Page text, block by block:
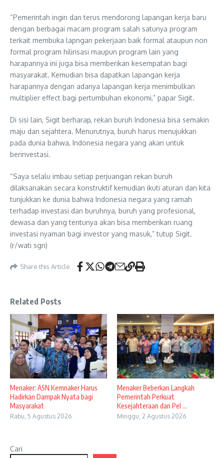
“Pemerintah ingin dan terus mendorong lapangan kerja baru
dengan berbagai macam program salah satunya program
terkait membuka lapngan pekerjaan baik formal ataupun non
formal program hilirisasi maupun program lain yang
harapannya ini juga bisa memberikan kesempatan bagi
masyarakat. Kemudian bisa dapatkan lapangan kerja
harapannya dengan adanya lapangan kerja menimbulkan
multiplier effect bagi pertumbuhan ekonomi,” papar Sigit.
Di sisi lain, Sigit berharap, rekan buruh Indonesia bisa semakin
maju dan sejahtera. Menurutnya, buruh harus menujukkan
pada dunia bahwa, Indonesia negara yang akan untuk
berinvestasi.
“Saya selalu imbau setiap perjuangan rekan buruh
dilaksanakan secara konstruktif kemudian ikuti aturan dan kita
tunjukkan ke dunia bahwa Indonesia negara yang ramah
terhadap investasi dan buruhnya, buruh yang profesional,
dewasa dan yang tentunya akan bisa memberikan ruang
investasi nyaman bagi investor yang masuk,” tutup Sigit.
(r/wati sgn)
Share this Article
Related Posts
Menaker: ASN Kemnaker Harus
Hadirkan Dampak Nyata bagi
Masyarakat
Rabu, 5 Agustus 2026
Menaker Beberkan Langkah
Pemerintah Perkuat
Kesejahteraan dan Pel ...
Minggu, 2 Agustus 2026
Cari